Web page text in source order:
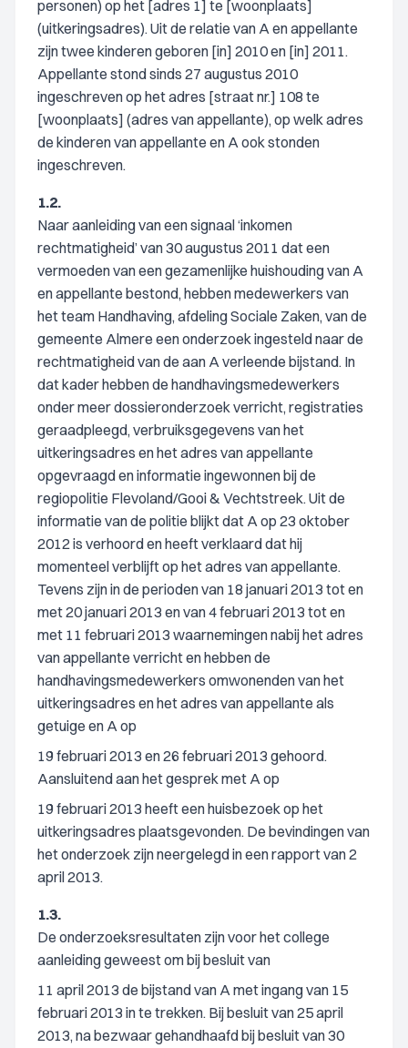
personen) op het [adres 1] te [woonplaats]
(uitkeringsadres). Uit de relatie van A en appellante
zijn twee kinderen geboren [in] 2010 en [in] 2011.
Appellante stond sinds 27 augustus 2010
ingeschreven op het adres [straat nr.] 108 te
[woonplaats] (adres van appellante), op welk adres
de kinderen van appellante en A ook stonden
ingeschreven.
1.2.
Naar aanleiding van een signaal ‘inkomen
rechtmatigheid’ van 30 augustus 2011 dat een
vermoeden van een gezamenlijke huishouding van A
en appellante bestond, hebben medewerkers van
het team Handhaving, afdeling Sociale Zaken, van de
gemeente Almere een onderzoek ingesteld naar de
rechtmatigheid van de aan A verleende bijstand. In
dat kader hebben de handhavingsmedewerkers
onder meer dossieronderzoek verricht, registraties
geraadpleegd, verbruiksgegevens van het
uitkeringsadres en het adres van appellante
opgevraagd en informatie ingewonnen bij de
regiopolitie Flevoland/Gooi & Vechtstreek. Uit de
informatie van de politie blijkt dat A op 23 oktober
2012 is verhoord en heeft verklaard dat hij
momenteel verblijft op het adres van appellante.
Tevens zijn in de perioden van 18 januari 2013 tot en
met 20 januari 2013 en van 4 februari 2013 tot en
met 11 februari 2013 waarnemingen nabij het adres
van appellante verricht en hebben de
handhavingsmedewerkers omwonenden van het
uitkeringsadres en het adres van appellante als
getuige en A op
19 februari 2013 en 26 februari 2013 gehoord.
Aansluitend aan het gesprek met A op
19 februari 2013 heeft een huisbezoek op het
uitkeringsadres plaatsgevonden. De bevindingen van
het onderzoek zijn neergelegd in een rapport van 2
april 2013.
1.3.
De onderzoeksresultaten zijn voor het college
aanleiding geweest om bij besluit van
11 april 2013 de bijstand van A met ingang van 15
februari 2013 in te trekken. Bij besluit van 25 april
2013, na bezwaar gehandhaafd bij besluit van 30